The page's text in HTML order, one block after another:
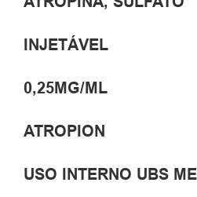
INJETÁVEL
0,25MG/ML
ATROPION
USO INTERNO UBS ME